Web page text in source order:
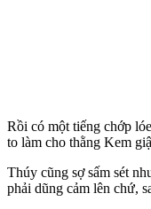
Rồi có một tiếng chớp
to làm cho thằng Kem
Thúy cũng sợ sấm sét
phải dũng cảm lên chứ,